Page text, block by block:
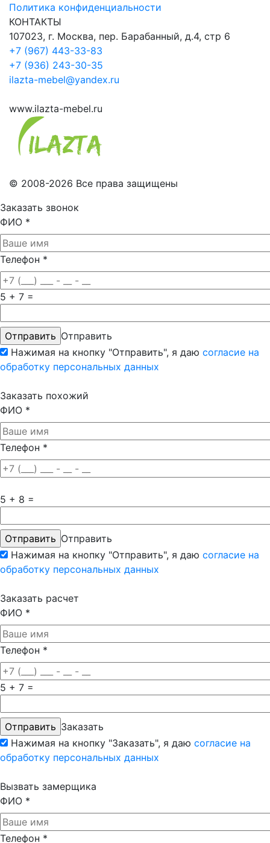
Политика конфиденциальности
КОНТАКТЫ
107023, г. Москва, пер. Барабанный, д.4, стр 6
+7 (967) 443-33-83
+7 (936) 243-30-35
ilazta-mebel@yandex.ru
www.ilazta-mebel.ru
© 2008-2026 Все права защищены
Заказать звонок
ФИО *
Телефон *
5 + 7 =
Отправить
Нажимая на кнопку "Отправить", я даю согласие на
обработку персональных данных
Заказать похожий
ФИО *
Телефон *
5 + 8 =
Отправить
Нажимая на кнопку "Отправить", я даю согласие на
обработку персональных данных
Заказать расчет
ФИО *
Телефон *
5 + 7 =
Заказать
Нажимая на кнопку "Заказать", я даю согласие на
обработку персональных данных
Вызвать замерщика
ФИО *
Телефон *